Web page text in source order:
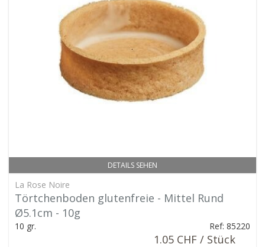
DETAILS SEHEN
La Rose Noire
Törtchenboden glutenfreie - Mittel Rund
Ø5.1cm - 10g
10 gr. Ref: 85220
1.05 CHF / Stück